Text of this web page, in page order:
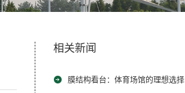
相关新闻
膜结构看台：体育场馆的理想选择